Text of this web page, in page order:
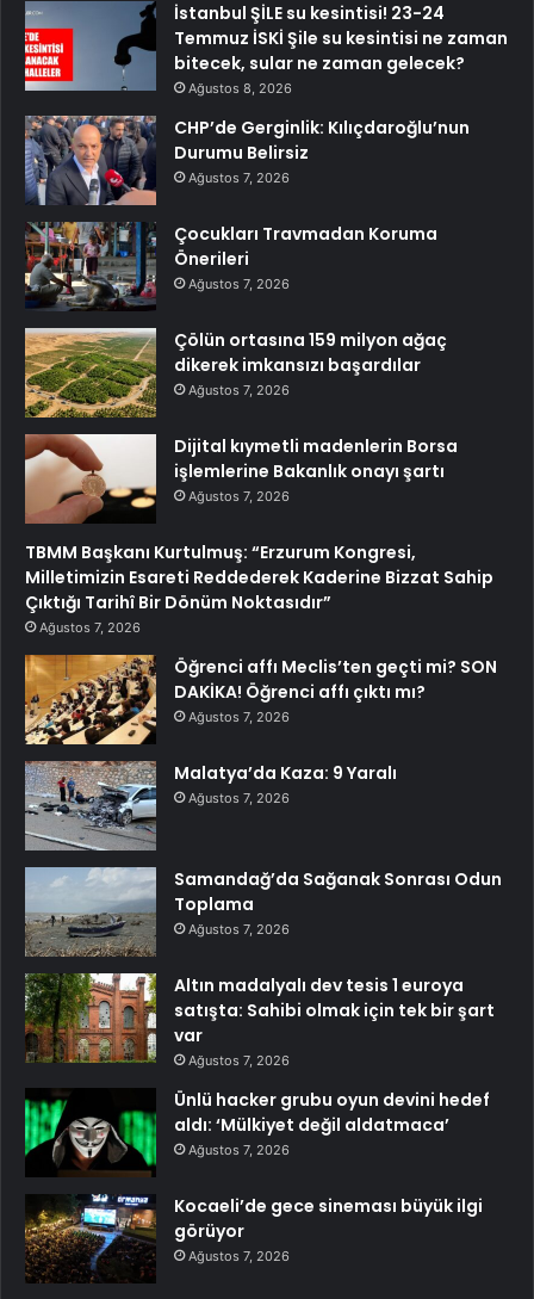
İstanbul ŞİLE su kesintisi! 23-24
Temmuz İSKİ Şile su kesintisi ne zaman
bitecek, sular ne zaman gelecek?
Ağustos 8, 2026
CHP’de Gerginlik: Kılıçdaroğlu’nun
Durumu Belirsiz
Ağustos 7, 2026
Çocukları Travmadan Koruma
Önerileri
Ağustos 7, 2026
Çölün ortasına 159 milyon ağaç
dikerek imkansızı başardılar
Ağustos 7, 2026
Dijital kıymetli madenlerin Borsa
işlemlerine Bakanlık onayı şartı
Ağustos 7, 2026
TBMM Başkanı Kurtulmuş: “Erzurum Kongresi,
Milletimizin Esareti Reddederek Kaderine Bizzat Sahip
Çıktığı Tarihî Bir Dönüm Noktasıdır”
Ağustos 7, 2026
Öğrenci affı Meclis’ten geçti mi? SON
DAKİKA! Öğrenci affı çıktı mı?
Ağustos 7, 2026
Malatya’da Kaza: 9 Yaralı
Ağustos 7, 2026
Samandağ’da Sağanak Sonrası Odun
Toplama
Ağustos 7, 2026
Altın madalyalı dev tesis 1 euroya
satışta: Sahibi olmak için tek bir şart
var
Ağustos 7, 2026
Ünlü hacker grubu oyun devini hedef
aldı: ‘Mülkiyet değil aldatmaca’
Ağustos 7, 2026
Kocaeli’de gece sineması büyük ilgi
görüyor
Ağustos 7, 2026